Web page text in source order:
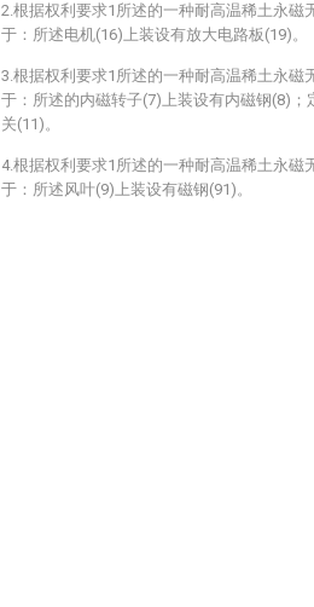
2.根据权利要求1所述的一种耐高温稀土永磁
于：所述电机(16)上装设有放大电路板(19)。
3.根据权利要求1所述的一种耐高温稀土永磁
于：所述的内磁转子(7)上装设有内磁钢(8)；
关(11)。
4.根据权利要求1所述的一种耐高温稀土永磁
于：所述风叶(9)上装设有磁钢(91)。